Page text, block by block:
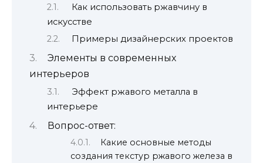
Как использовать ржавчину в
искусстве
Примеры дизайнерских проектов
Элементы в современных
интерьеров
Эффект ржавого металла в
интерьере
Вопрос-ответ:
Какие основные методы
создания текстур ржавого железа в